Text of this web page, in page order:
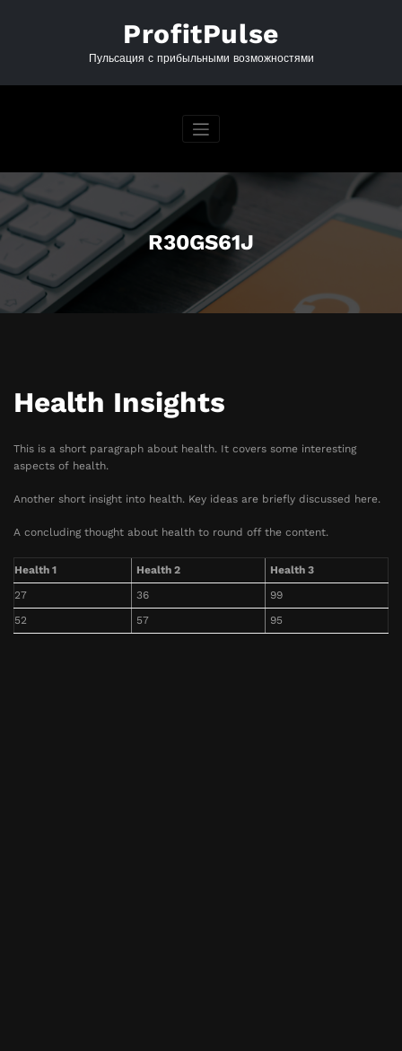
ProfitPulse
Пульсация с прибыльными возможностями
R30GS61J
Health Insights
This is a short paragraph about health. It covers some interesting
aspects of health.
Another short insight into health. Key ideas are briefly discussed here.
A concluding thought about health to round off the content.
Health 1 Health 2
Health 3
27
36
99
52
57 95